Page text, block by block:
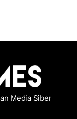
Media Siber